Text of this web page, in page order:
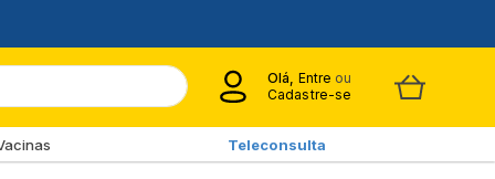
Olá, Entre ou
Cadastre-se
Teleconsulta